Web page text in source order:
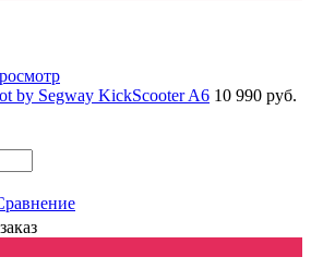
by Segway KickScooter A6 10 990 руб.